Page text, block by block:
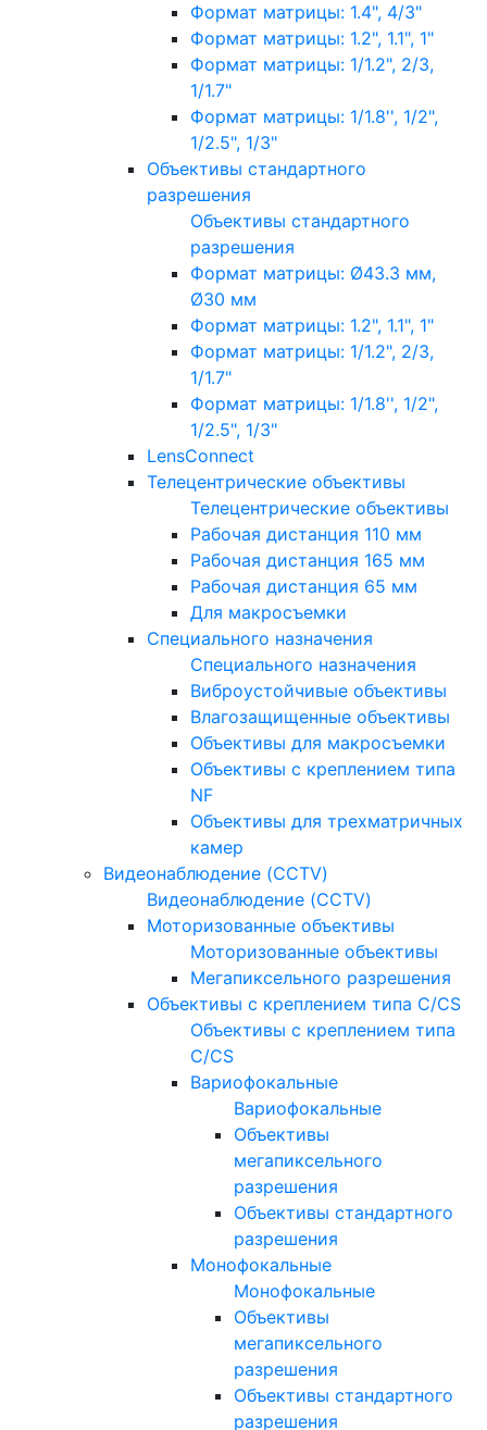
Формат матрицы: 1.4", 4/3"
Формат матрицы: 1.2", 1.1", 1"
Формат матрицы: 1/1.2", 2/3,
1/1.7"
Формат матрицы: 1/1.8'', 1/2",
1/2.5", 1/3"
Объективы стандартного
разрешения
Объективы стандартного
разрешения
Формат матрицы: Ø43.3 мм,
Ø30 мм
Формат матрицы: 1.2", 1.1", 1"
Формат матрицы: 1/1.2", 2/3,
1/1.7"
Формат матрицы: 1/1.8'', 1/2",
1/2.5", 1/3"
LensConnect
Телецентрические объективы
Телецентрические объективы
Рабочая дистанция 110 мм
Рабочая дистанция 165 мм
Рабочая дистанция 65 мм
Для макросъемки
Специального назначения
Специального назначения
Виброустойчивые объективы
Влагозащищенные объективы
Объективы для макросъемки
Объективы с креплением типа
NF
Объективы для трехматричных
камер
Видеонаблюдение (CCTV)
Видеонаблюдение (CCTV)
Моторизованные объективы
Моторизованные объективы
Мегапиксельного разрешения
Объективы с креплением типа C/CS
Объективы с креплением типа
C/CS
Вариофокальные
Вариофокальные
Объективы
мегапиксельного
разрешения
Объективы стандартного
разрешения
Монофокальные
Монофокальные
Объективы
мегапиксельного
разрешения
Объективы стандартного
разрешения